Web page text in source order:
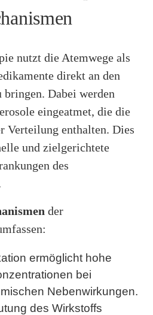
nutzt die Atemwege als
direkt an den
Dabei werden
eingeatmet, die die
Verteilung enthalten. Dies
und zielgerichtete
des
der
ermöglicht hohe
bei
Nebenwirkungen.
des Wirkstoffs